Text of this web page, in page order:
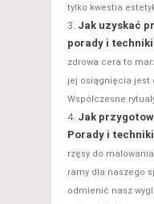
tylko kwestia
Jak uzyskać
porady i
zdrowa cera to
jej osiągnięcia jest
Współczesne
Jak
Porady i
rzęsy do
ramy dla naszego
odmienić nasz